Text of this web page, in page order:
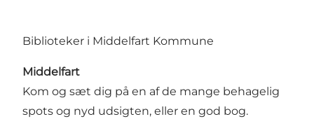
Biblioteker i Middelfart Kommune
Middelfart
Kom og sæt dig på en af de mange behagelig
spots og nyd udsigten, eller en god bog.